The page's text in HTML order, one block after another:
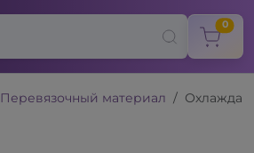
0
Перевязочный материал